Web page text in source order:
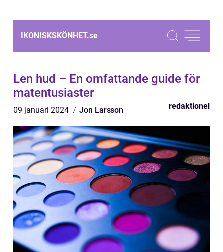
IKONISKSKÖNHET.se
Len hud – En omfattande guide för
matentusiaster
09 januari 2024 Jon Larsson redaktionel